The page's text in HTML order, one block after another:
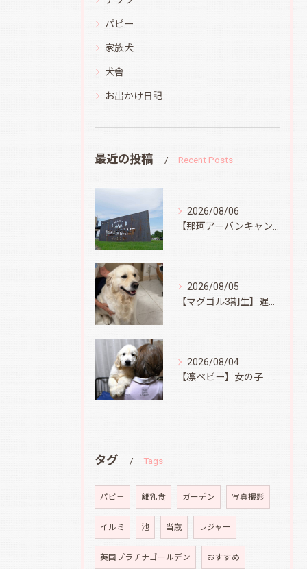
パピー
家族犬
犬舎
お出かけ日記
最近の投稿 Recent Posts
2026/08/06
2026/08/05
2026/08/04
タグ Tags
パピ－ 離乳食 ガーデン 写真撮影
イルミ 池 当歳 レジャー
英国プラチナゴールデン おすすめ